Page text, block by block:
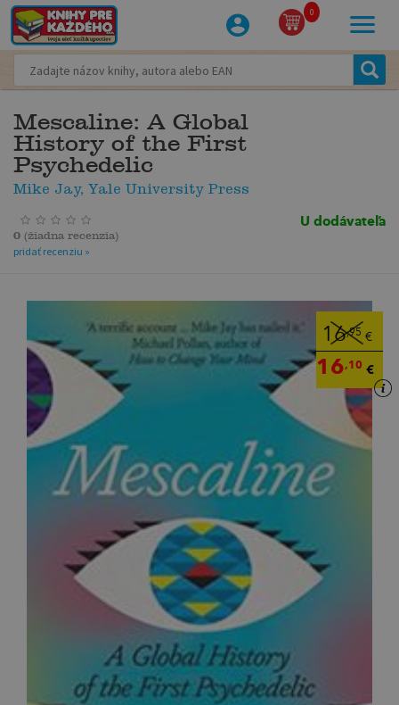
0
Mescaline: A Global
History of the First
Psychedelic
Mike Jay, Yale University Press
U dodávateľa
0 (žiadna recenzia)
pridať recenziu »
16,95 €
16,10 €